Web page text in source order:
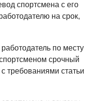
спортсмена с его
на срок,
по месту
срочный
требованиями статьи